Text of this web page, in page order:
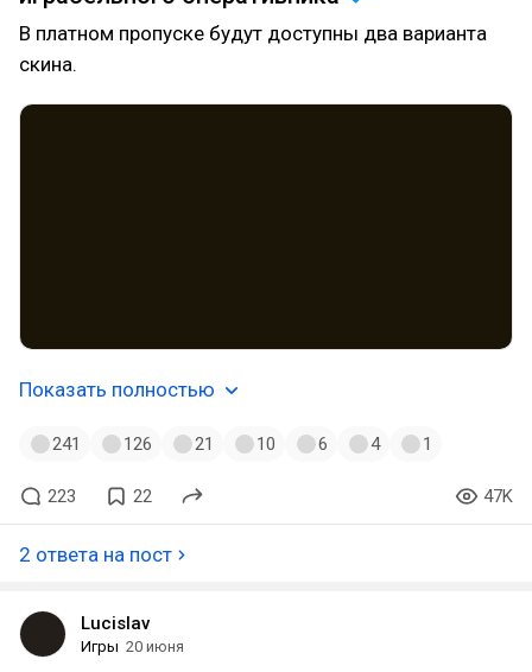
В платном пропуске будут доступны два варианта
скина.
Показать полностью
241 126 21 10 6 4 1
223 22 47K
2 ответа на пост
Lucislav
Игры 20 июня